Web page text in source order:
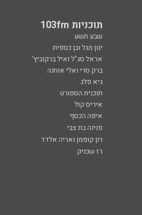
תוכניות 103fm
שבע תשע
ינון מגל ובן כספית
אראל סג"ל ואיל ברקוביץ'
ברק סרי ואלי אוחנה
גיא פלג
תוכנית הספורט
איריס קול
איפה הכסף
פנינה בת צבי
רון קופמן ואריה אלדד
רז שכניק